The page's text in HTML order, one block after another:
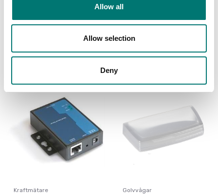
Allow all
Allow selection
Deny
Windows-program
anslutning av Kern
Artikelnr: YKI-02
5 120 kr
Kraftmätare Golvvågar